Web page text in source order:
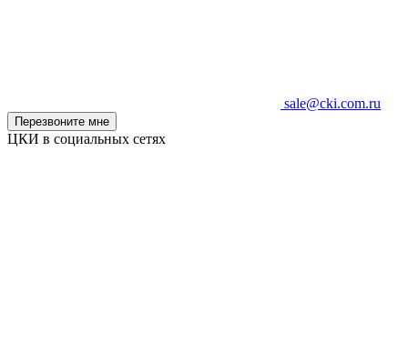
sale@cki.com.ru
Перезвоните мне
ЦКИ в социальных сетях